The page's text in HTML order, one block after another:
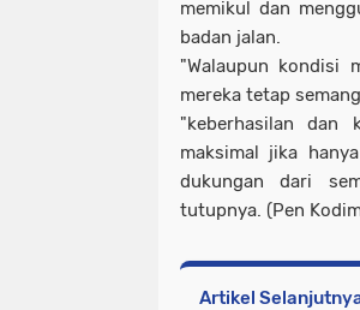
memikul dan
badan jalan.
"Walaupun kondisi
mereka tetap
"keberhasilan dan
maksimal jika
dukungan dari
tutupnya. (Pen
Artikel